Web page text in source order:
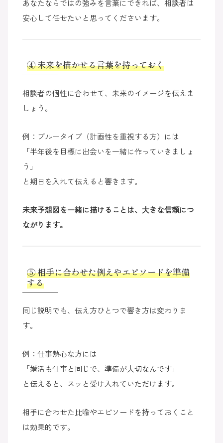
あなたならではの強みを言葉にできれば、相談者は
安心して任せたいと思ってくださいます。
④ 未来を描かせる言葉を持っておく
相談者の個性に合わせて、未来のイメージを伝えま
しょう。
例：ブルータイプ（計画性を重視する方）には
「半年後を目標に出会いを一緒に作っていきましょ
う」
と期日を入れて伝えると響きます。
未来予想図を一緒に描けることは、大きな信頼につ
ながります。
⑤ 相手に合わせた例えやエピソードを準備
する
同じ説明でも、伝え方ひとつで響き方は変わりま
す。
例：仕事熱心な方には
「婚活も仕事と同じで、準備が大切なんです」
と伝えると、スッと受け入れていただけます。
相手に合わせた比喩やエピソードを持っておくこと
は効果的です。